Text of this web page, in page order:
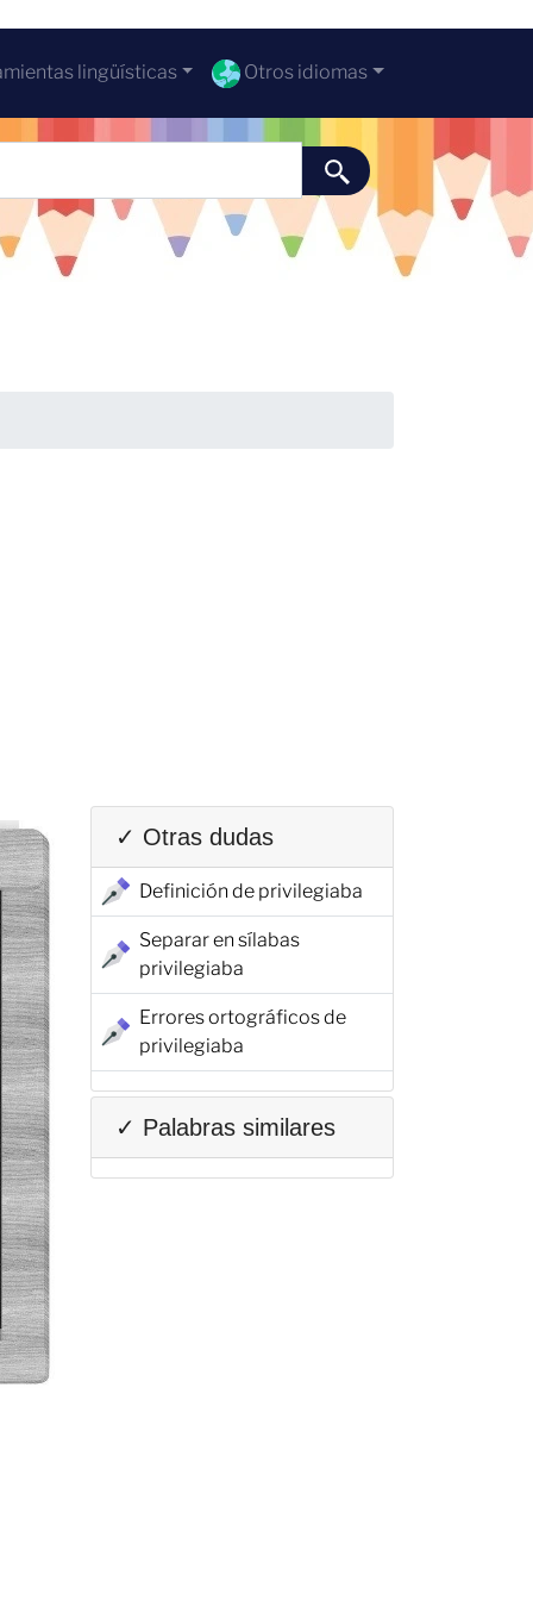
lingüísticas Otros idiomas
✓ Otras dudas
Definición de privilegiaba
Separar en sílabas
privilegiaba
Errores ortográficos de
privilegiaba
✓ Palabras similares